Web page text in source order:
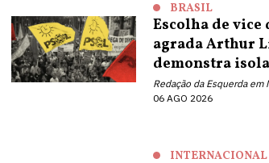
BRASIL
Escolha de vice
agrada Arthur
demonstra
Redação da Esquerda em
06 AGO 2026
INTERNACIONAL